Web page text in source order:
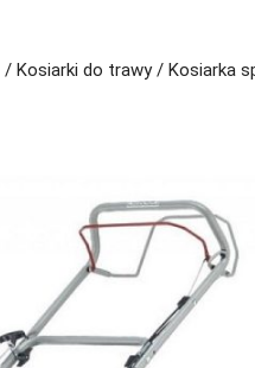
/ Kosiarki do trawy/ Kosiarka